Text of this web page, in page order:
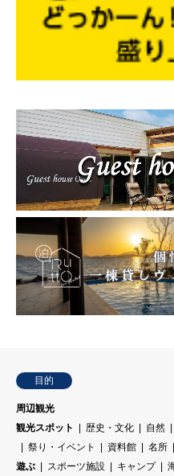
目的
周辺観光
観光スポット
歴史・文化 自然
祭り・イベント
資料館 名所
遊ぶ
スポーツ施設 キャンプ